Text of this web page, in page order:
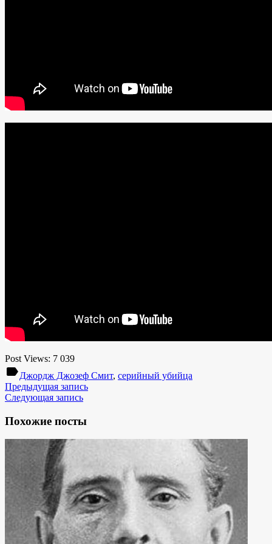
Post Views: 7 039
labelДжордж Джозеф Смит, серийный убийца
Предыдущая запись
Следующая запись
Похожие посты